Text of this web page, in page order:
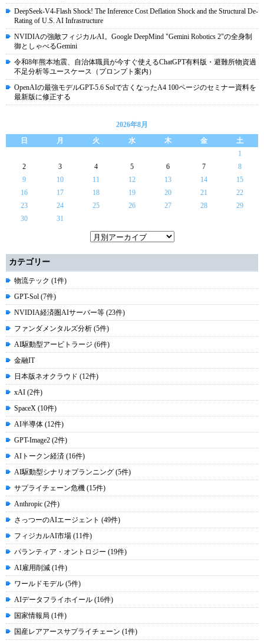
DeepSeek-V4-Flash Shock! The Inference Cost Deflation Shock and the Structural De-
Rating of U.S. AI Infrastructure
NVIDIAの強敵フィジカルAI。Google DeepMind "Gemini Robotics 2"の全身制
御としゃべるGemini
令和8年熊本地震、自治体職員が今すぐ使えるChatGPT有料版・避難所物資過
不足分析等ユースケース（プロンプト案内）
OpenAIの最強モデルGPT-5.6 Solで古くなったA4 100ページのセミナー資料を
最新版に修正する
2026年8月
日
月 火 水 木 金
土
1
2
3 4 5 6 7
8
9
10 11 12 13 14
15
16
17 18 19 20 21
22
23
24 25 26 27 28
29
30
31
カテゴリー
物流テック (1件)
GPT-Sol (7件)
NVIDIA経済圏AIサーバー等 (23件)
ファンダメンタルズ分析 (5件)
AI駆動型アービトラージ (6件)
金融IT
日本版ネオクラウド (12件)
xAI (2件)
SpaceX (10件)
AI半導体 (12件)
GPT-Image2 (2件)
AIトークン経済 (16件)
AI駆動型シナリオプランニング (5件)
サプライチェーン危機 (15件)
Anthropic (2件)
さっつーのAIエージェント (49件)
フィジカルAI市場 (11件)
パランティア・オントロジー (19件)
AI雇用削減 (1件)
ワールドモデル (5件)
AIデータフライホイール (16件)
国家情報局 (1件)
国産レアアースサプライチェーン (1件)